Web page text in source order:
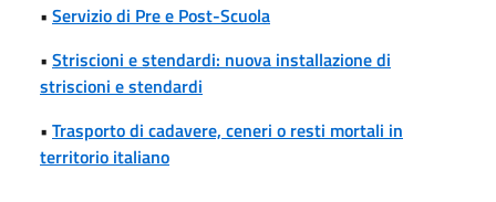
• Servizio di Pre e Post-Scuola
• Striscioni e stendardi: nuova installazione di
striscioni e stendardi
• Trasporto di cadavere, ceneri o resti mortali in
territorio italiano